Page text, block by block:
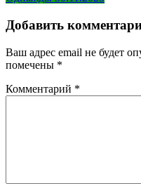
по
записям
Добавить
Ваш адрес email не будет
помечены *
Комментарий *